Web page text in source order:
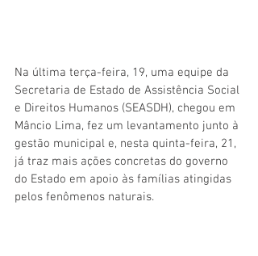
Na última terça-feira, 19, uma equipe da
Secretaria de Estado de Assistência Social
e Direitos Humanos (SEASDH), chegou em
Mâncio Lima, fez um levantamento junto à
gestão municipal e, nesta quinta-feira, 21,
já traz mais ações concretas do governo
do Estado em apoio às famílias atingidas
pelos fenômenos naturais.